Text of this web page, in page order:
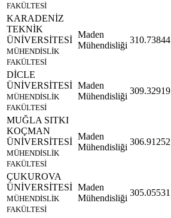
FAKÜLTESİ
KARADENİZ
TEKNİK
ÜNİVERSİTESİ
MÜHENDİSLİK
FAKÜLTESİ
Maden
Mühendisliği
310.73844
DİCLE
ÜNİVERSİTESİ
MÜHENDİSLİK
FAKÜLTESİ
Maden
Mühendisliği
309.32919
MUĞLA SITKI
KOÇMAN
ÜNİVERSİTESİ
MÜHENDİSLİK
FAKÜLTESİ
Maden
Mühendisliği
306.91252
ÇUKUROVA
ÜNİVERSİTESİ
MÜHENDİSLİK
FAKÜLTESİ
Maden
Mühendisliği
305.05531